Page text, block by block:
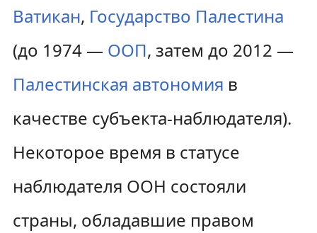
Ватикан, Государство Палестина
(до 1974 — ООП, затем до 2012 —
Палестинская автономия в
качестве субъекта-наблюдателя).
Некоторое время в статусе
наблюдателя ООН состояли
страны, обладавшие правом